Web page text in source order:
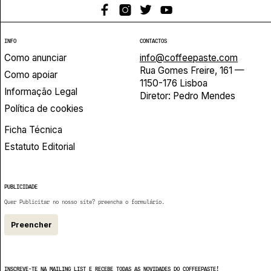
INFO
Como anunciar
Como apoiar
Informação Legal
Política de cookies
Ficha Técnica
Estatuto Editorial
CONTACTOS
info@coffeepaste.com
Rua Gomes Freire, 161 —
1150-176 Lisboa
Diretor: Pedro Mendes
PUBLICIDADE
Quer Publicitar no nosso site? preencha o formulário.
Preencher
INSCREVE-TE NA MAILING LIST E RECEBE TODAS AS NOVIDADES DO COFFEEPASTE!